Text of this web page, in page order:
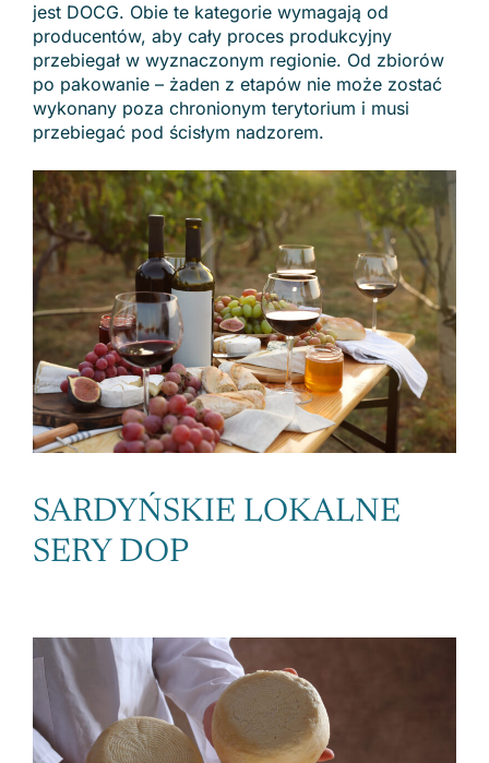
jest DOCG. Obie te kategorie wymagają od
producentów, aby cały proces produkcyjny
przebiegał w wyznaczonym regionie. Od zbiorów
po pakowanie – żaden z etapów nie może zostać
wykonany poza chronionym terytorium i musi
przebiegać pod ścisłym nadzorem.
SARDYŃSKIE LOKALNE
SERY DOP